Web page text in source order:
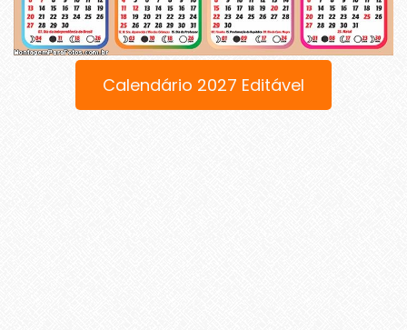
Calendário 2027 Editável